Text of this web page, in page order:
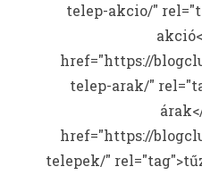
telep-akcio/"
href="https://
telep-arak/"
href="https://
telepek/"